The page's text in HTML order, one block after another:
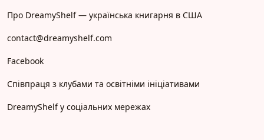
Про DreamyShelf — українська книгарня в США
contact@dreamyshelf.com
Facebook
Співпраця з клубами та освітніми ініціативами
DreamyShelf у соціальних мережах